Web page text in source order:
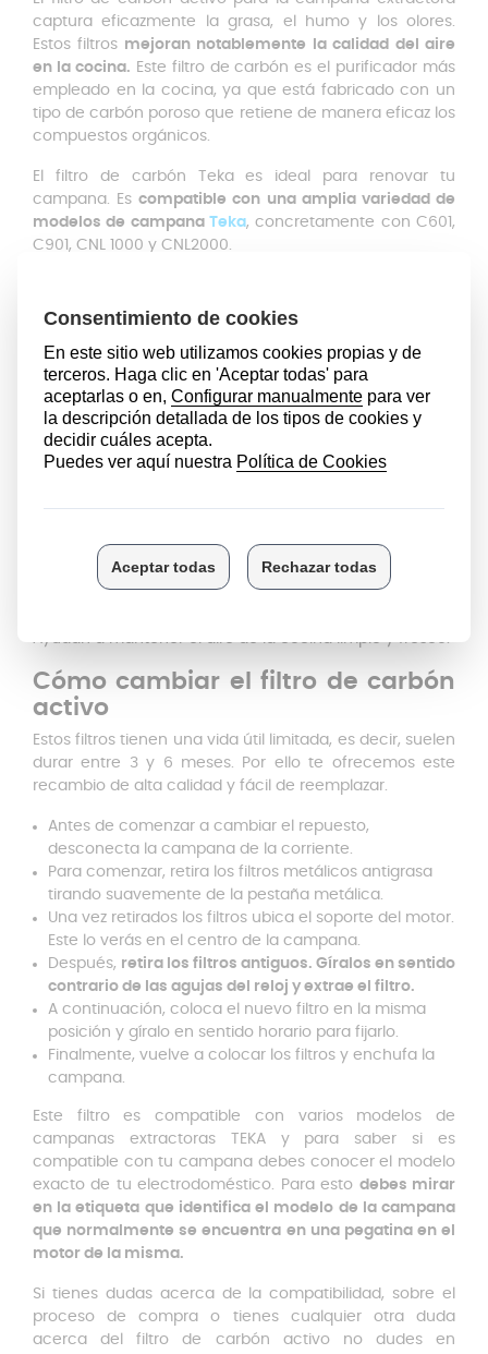
captura eficazmente la grasa, el humo y los olores.
Estos filtros mejoran notablemente la calidad del aire
en la cocina. Este filtro de carbón es el purificador más
empleado en la cocina, ya que está fabricado con un
tipo de carbón poroso que retiene de manera eficaz los
compuestos orgánicos.
El filtro de carbón Teka es ideal para renovar tu
campana. Escompatible con una amplia variedad de
modelos de campana Teka, concretamente con C601,
C901, CNL 1000 y CNL2000.
carbón activo?
En primer lugar, la campana aspira el aire cargando de
grasa, humo y olores producidos al cocinar. Después, el
aire pasa por el filtro antigrasa metálico reteniendo las
partículas de grasa en suspensión, evitando que pasen
al siguiente filtro.El aire libre de grasa que ha pasado
por los filtros metálicos, pasa por el filtro de carbón
estructura porosa muy fina.Por último, el aire ya
partículas contaminantes.
Los filtros de Carbón son muy efectivos para eliminar
Ayudan a mantener el aire de la cocina limpio y fresco.
Cómo cambiar el filtro de carbón
activo
Estos filtros tienen una vida útil limitada, es decir, suelen
durar entre 3 y 6 meses. Por ello te ofrecemos este
recambio de alta calidad y fácil de reemplazar.
Antes de comenzar a cambiar el repuesto,
desconecta la campana de la corriente.
Para comenzar, retira los filtros metálicos antigrasa
tirando suavemente de la pestaña metálica.
Una vez retirados los filtros ubica el soporte del motor.
Este lo verás en el centro de la campana.
Después, retira los filtros antiguos. Gíralos en sentido
contrario de las agujas del reloj y extrae el filtro.
A continuación, coloca el nuevo filtro en la misma
posición y gíralo en sentido horario para fijarlo.
Finalmente, vuelve a colocar los filtros y enchufa la
campana.
Este filtro es compatible con varios modelos de
campanas extractoras TEKA y para saber si es
compatible con tu campana debes conocer el modelo
exacto de tu electrodoméstico. Para esto debes mirar
en la etiqueta que identifica el modelo de la campana
que normalmente se encuentra en una pegatina en el
motor de la misma.
Si tienes dudas acerca de la compatibilidad, sobre el
proceso de compra o tienes cualquier otra duda
acerca del filtro de carbón activo no dudes en